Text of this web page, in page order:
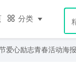
分类
爱心励志青春活动海报